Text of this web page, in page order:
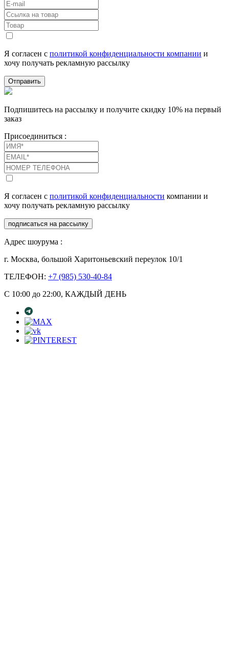
Я согласен с политикой конфиденциальности компании и
хочу получать рекламную рассылку
Отправить
Подпишитесь на рассылку и получите скидку 10% на первый
заказ
Присоединиться :
Я согласен с политикой конфиденциальности компании и
хочу получать рекламную рассылку
подписаться на рассылку
Адрес шоурума :
г. Москва, большой Харитоньевский переулок 10/1
ТЕЛЕФОН: +7 (985) 530-40-84
С 10:00 до 22:00, КАЖДЫЙ ДЕНЬ